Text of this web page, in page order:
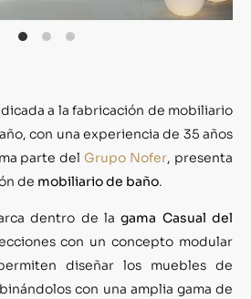
a la fabricación de mobiliario
con una experiencia de 35 años
parte delGrupo Nofer, presenta
de mobiliario de baño.
dentro de lagama Casual del
con un concepto modular
diseñar los muebles de
con una amplia gama de